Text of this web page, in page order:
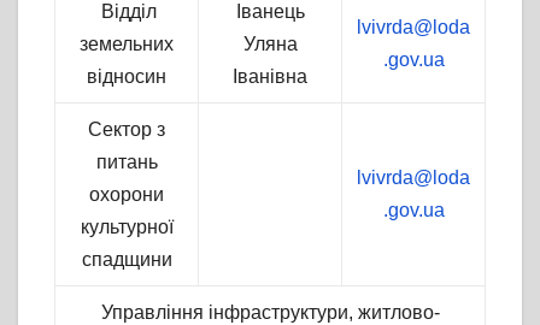
Відділ
земельних
відносин
Іванець
Уляна
Іванівна
lvivrda@loda
.gov.ua
Сектор з
питань
охорони
культурної
спадщини
lvivrda@loda
.gov.ua
Управління інфраструктури, житлово-